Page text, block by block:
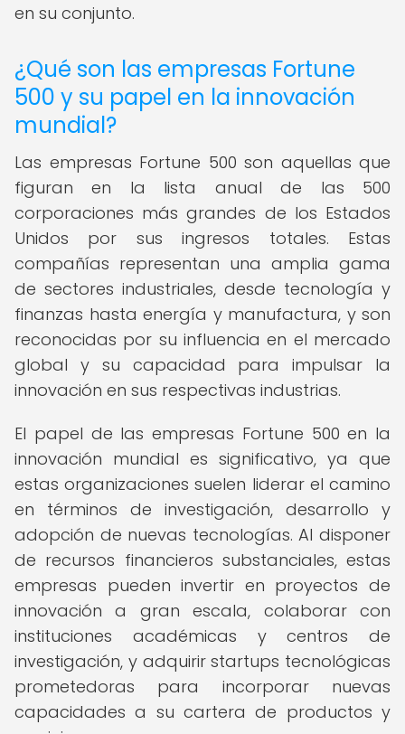
en su conjunto.
¿Qué son las empresas Fortune
500 y su papel en la innovación
mundial?
Las empresas Fortune 500 son aquellas que
figuran en la lista anual de las 500
corporaciones más grandes de los Estados
Unidos por sus ingresos totales. Estas
compañías representan una amplia gama
de sectores industriales, desde tecnología y
finanzas hasta energía y manufactura, y son
reconocidas por su influencia en el mercado
global y su capacidad para impulsar la
innovación en sus respectivas industrias.
El papel de las empresas Fortune 500 en la
innovación mundial es significativo, ya que
estas organizaciones suelen liderar el camino
en términos de investigación, desarrollo y
adopción de nuevas tecnologías. Al disponer
de recursos financieros substanciales, estas
empresas pueden invertir en proyectos de
innovación a gran escala, colaborar con
instituciones académicas y centros de
investigación, y adquirir startups tecnológicas
prometedoras para incorporar nuevas
capacidades a su cartera de productos y